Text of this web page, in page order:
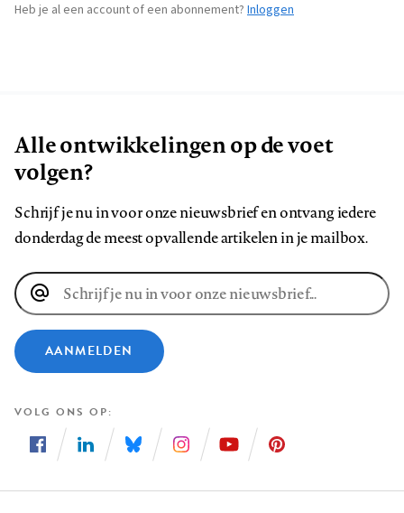
Heb je al een account of een abonnement? Inloggen
Alle ontwikkelingen op de voet
volgen?
Schrijf je nu in voor onze nieuwsbrief en ontvang iedere
donderdag de meest opvallende artikelen in je mailbox.
E-
mailadres
AANMELDEN
VOLG ONS OP
ons
ons
ons
ons
ons
ons